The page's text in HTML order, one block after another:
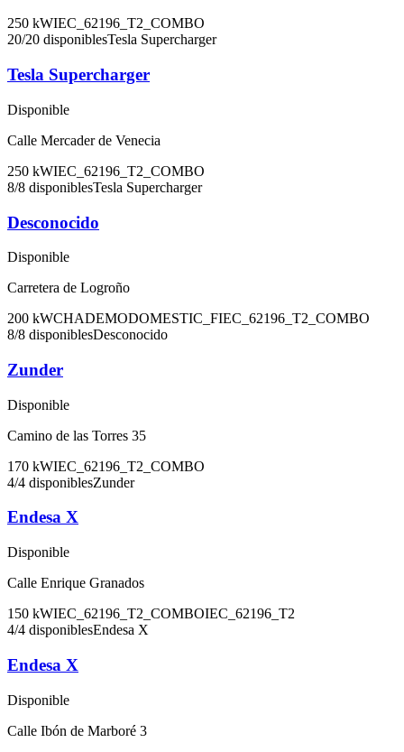
250 kWIEC_62196_T2_COMBO
20/20 disponiblesTesla Supercharger
Tesla Supercharger
Disponible
Calle Mercader de Venecia
250 kWIEC_62196_T2_COMBO
8/8 disponiblesTesla Supercharger
Desconocido
Disponible
Carretera de Logroño
200 kWCHADEMODOMESTIC_FIEC_62196_T2_COMBO
8/8 disponiblesDesconocido
Zunder
Disponible
Camino de las Torres 35
170 kWIEC_62196_T2_COMBO
4/4 disponiblesZunder
Endesa X
Disponible
Calle Enrique Granados
150 kWIEC_62196_T2_COMBOIEC_62196_T2
4/4 disponiblesEndesa X
Endesa X
Disponible
Calle Ibón de Marboré 3